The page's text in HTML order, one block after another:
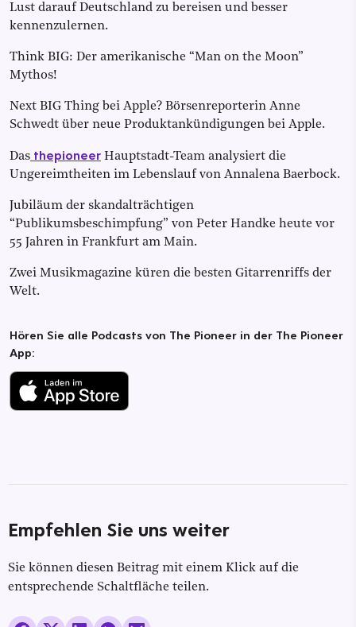
Lust darauf Deutschland zu bereisen und besser
kennenzulernen.
Think BIG: Der amerikanische “Man on the Moon”
Mythos!
Next BIG Thing bei Apple? Börsenreporterin Anne
Schwedt über neue Produktankündigungen bei Apple.
Das thepioneer Hauptstadt-Team analysiert die
Ungereimtheiten im Lebenslauf von Annalena Baerbock.
Jubiläum der skandalträchtigen
“Publikumsbeschimpfung” von Peter Handke heute vor
55 Jahren in Frankfurt am Main.
Zwei Musikmagazine küren die besten Gitarrenriffs der
Welt.
Hören Sie alle Podcasts von The Pioneer in der The Pioneer
App:
Empfehlen Sie uns weiter
Sie können diesen Beitrag mit einem Klick auf die
entsprechende Schaltfläche teilen.